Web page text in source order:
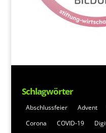
Schlagwörter
Abschlussfeier Advent
Corona
COVID-19